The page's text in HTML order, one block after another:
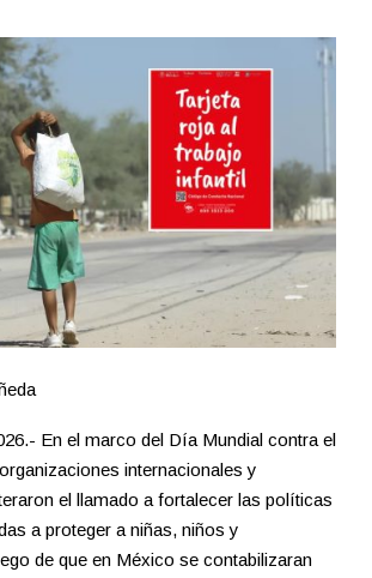
En el marco del Día Mundial contra el
internacionales y
el llamado a fortalecer las políticas
a proteger a niñas, niños y
de que en México se contabilizaran